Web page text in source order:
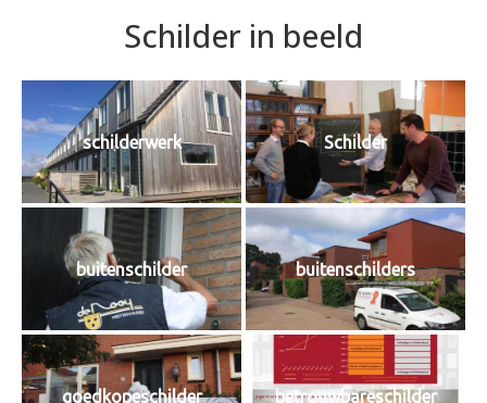
Schilder in beeld
schilderwerk Schilder
buitenschilder buitenschilders
goedkopeschilder betrouwbareschilder